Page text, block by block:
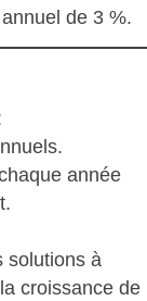
de 3 %.
année
solutions à
croissance de